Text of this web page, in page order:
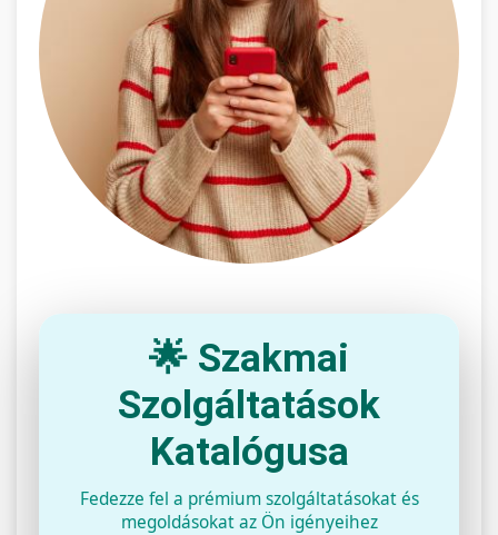
🌟 Szakmai
Szolgáltatások
Katalógusa
Fedezze fel a prémium szolgáltatásokat és
megoldásokat az Ön igényeihez